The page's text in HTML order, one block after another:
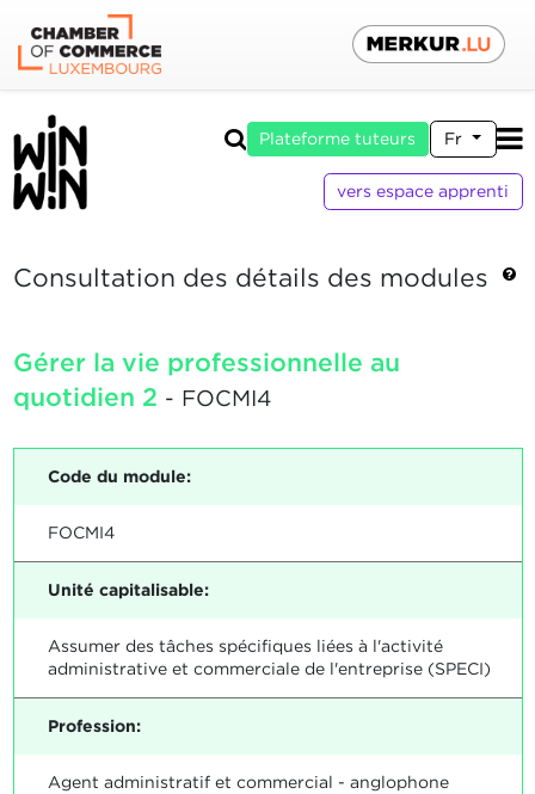
Plateforme tuteurs Fr
vers espace apprenti
Consultation des détails des modules
Gérer la vie professionnelle au
quotidien 2 - FOCMI4
Code du module:
FOCMI4
Unité capitalisable:
Assumer des tâches spécifiques liées à l'activité
administrative et commerciale de l'entreprise (SPECI)
Profession:
Agent administratif et commercial - anglophone